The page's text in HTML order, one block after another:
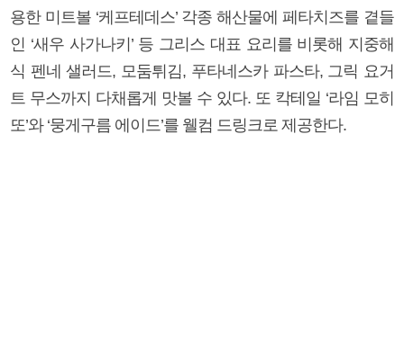
용한 미트볼 ‘케프테데스’ 각종 해산물에 페타치즈를 곁들
인 ‘새우 사가나키’ 등 그리스 대표 요리를 비롯해 지중해
식 펜네 샐러드, 모둠튀김, 푸타네스카 파스타, 그릭 요거
트 무스까지 다채롭게 맛볼 수 있다. 또 칵테일 ‘라임 모히
또’와 ‘뭉게구름 에이드’를 웰컴 드링크로 제공한다.